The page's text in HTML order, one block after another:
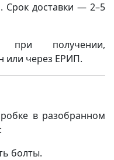
Срок доставки — 2–5
получении,
или через ЕРИП.
в разобранном
болты.